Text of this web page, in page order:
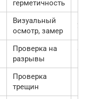
герметичность
Визуальный
осмотр, замер
2
Проверка на
разрывы
Проверка
трещин